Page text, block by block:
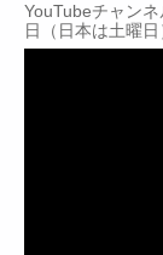
Contact
YouTubeチャン
日（日本は土曜